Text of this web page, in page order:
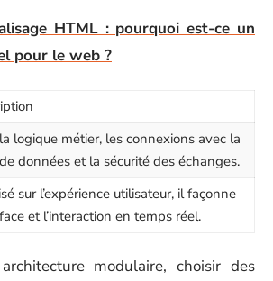
HTML : pourquoi est-ce un
pour le web ?
logique métier, les connexions avec la
données et la sécurité des échanges.
sur l’expérience utilisateur, il façonne
et l’interaction en temps réel.
modulaire, choisir des